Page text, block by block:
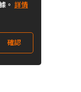
。 詳情
確認